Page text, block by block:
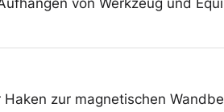
Bekleidungvon Werkzeug und
Haken zur magnetischen